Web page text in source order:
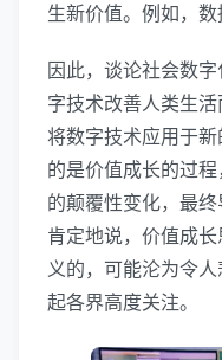
生新价值。例如，数
因此，谈论社会数
字技术改善人类生
将数字技术应用于
的是价值成长的过
的颠覆性变化，最
肯定地说，价值成
义的，可能沦为令
起各界高度关注。